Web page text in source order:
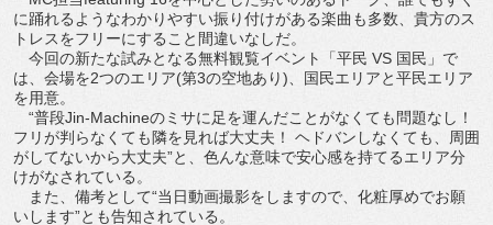
に踊れるようなわかりやすい振り付けがある楽曲も多数、貴方のス
トレスをフリーにすること間違いなしだ。
今回の新たな試みとなる無料観覧イベント「平民 VS 国民」で
は、会場を2つのエリア(第3の空地あり)、国民エリアと平民エリア
を用意。
“普段Jin-Machineのミサに足を運んだことがなくても問題なし！
フリが判らなくても隣を見れば大丈夫！ ヘドバンしなくても、周囲
がしてないから大丈夫”と、色んな意味で安心感を持てるエリア分
けがなされている。
また、備考として“当日動画撮影をしますので、化粧厚めでお願
いします”とも告知されている。